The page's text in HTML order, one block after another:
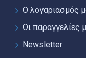
Ο λογαριασμός
Οι παραγγελίες
Newsletter